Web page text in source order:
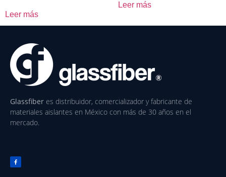
Leer más
Leer más
Glassfiber es distribuidor, comercializador y fabricante de
materiales aislantes en México con más de 30 años en el
mercado.